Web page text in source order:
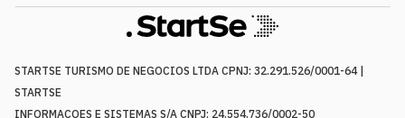
STARTSE TURISMO DE NEGOCIOS LTDA CPNJ: 32.291.526/0001-64 |
STARTSE
INFORMACOES E SISTEMAS S/A CNPJ: 24.554.736/0002-50